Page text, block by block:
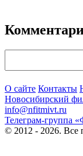
О сайте Контакты
Новосибирский
info@nfitmivt.ru
Телеграм-группа
© 2012 - 2026. Все